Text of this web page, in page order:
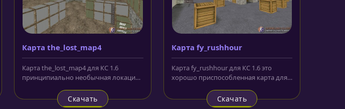
Карта the_lost_map4
Карта the_lost_map4 для КС 1.6
принципиально необычная локация,
Скачать
Карта fy_rushhour
Карта fy_rushhour для КС 1.6 это
хорошо приспособленная карта для
Скачать